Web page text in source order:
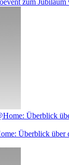
zum
Überblick über